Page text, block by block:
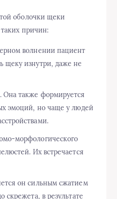
оболочки щеки
причин:
волнении пациент
щеку изнутри, даже не
Она также формируется
эмоций, но чаще у людей
морфологического
Их встречается
он сильным сжатием
скрежета, в результате